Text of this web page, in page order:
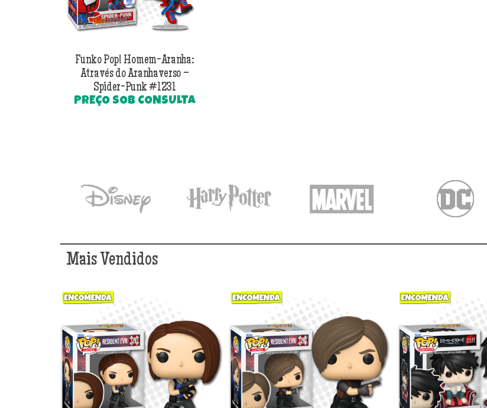
Funko Pop! Homem-Aranha:
Através do Aranhaverso –
Spider-Punk #1231
PREÇO SOB CONSULTA
Mais Vendidos